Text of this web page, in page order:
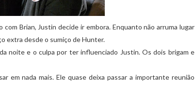
Brian, Justin decide ir embora. Enquanto não arruma lugar
extra desde o sumiço de Hunter.
noite e o culpa por ter influenciado Justin. Os dois brigam e
em nada mais. Ele quase deixa passar a importante reunião